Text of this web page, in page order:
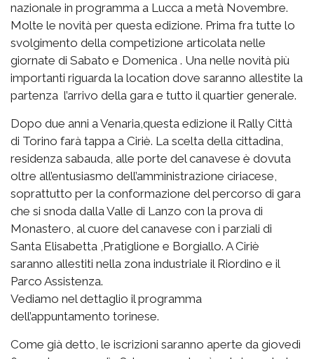
nazionale in programma a Lucca a metà Novembre.
Molte le novità per questa edizione. Prima fra tutte lo
svolgimento della competizione articolata nelle
giornate di Sabato e Domenica . Una nelle novità più
importanti riguarda la location dove saranno allestite la
partenza l’arrivo della gara e tutto il quartier generale.
Dopo due anni a Venaria,questa edizione il Rally Città
di Torino farà tappa a Ciriè. La scelta della cittadina,
residenza sabauda, alle porte del canavese è dovuta
oltre all’entusiasmo dell’amministrazione ciriacese,
soprattutto per la conformazione del percorso di gara
che si snoda dalla Valle di Lanzo con la prova di
Monastero, al cuore del canavese con i parziali di
Santa Elisabetta ,Pratiglione e Borgiallo. A Ciriè
saranno allestiti nella zona industriale il Riordino e il
Parco Assistenza.
Vediamo nel dettaglio il programma
dell’appuntamento torinese.
Come già detto, le iscrizioni saranno aperte da giovedì